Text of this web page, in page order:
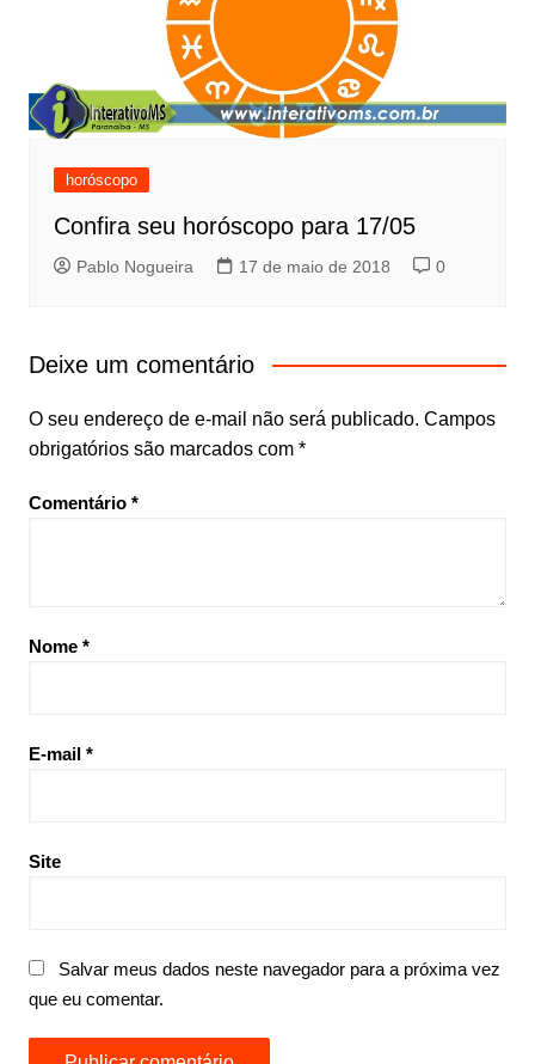
horóscopo
Confira seu horóscopo para 17/05
Pablo Nogueira 17 de maio de 2018 0
Deixe um comentário
O seu endereço de e-mail não será publicado. Campos
obrigatórios são marcados com *
Comentário *
Nome *
E-mail *
Site
Salvar meus dados neste navegador para a próxima vez
que eu comentar.